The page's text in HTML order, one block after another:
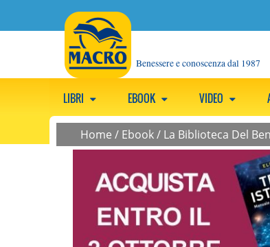
Benessere e conoscenza dal 1987
LIBRI EBOOK VIDEO
Home / Ebook/ La Biblioteca Del